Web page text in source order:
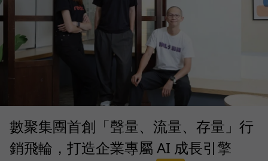
數聚集團首創「聲量、流量、存量」行
銷飛輪，打造企業專屬 AI 成長引擎